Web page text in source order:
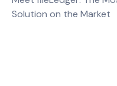
Solution on the Market